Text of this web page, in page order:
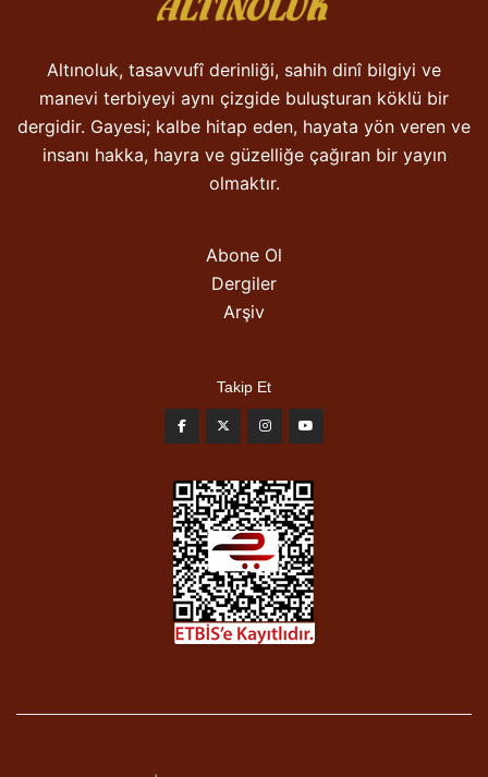
Altınoluk, tasavvufî derinliği, sahih dinî bilgiyi ve
manevi terbiyeyi aynı çizgide buluşturan köklü bir
dergidir. Gayesi; kalbe hitap eden, hayata yön veren ve
insanı hakka, hayra ve güzelliğe çağıran bir yayın
olmaktır.
Abone Ol
Dergiler
Arşiv
Takip Et